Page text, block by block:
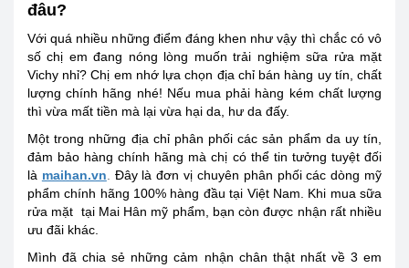
đâu?
Với quá nhiều những điểm đáng khen như vậy thì chắc có vô
số chị em đang nóng lòng muốn trải nghiệm sữa rửa mặt
Vichy nhỉ? Chị em nhớ lựa chọn địa chỉ bán hàng uy tín, chất
lượng chính hãng nhé! Nếu mua phải hàng kém chất lượng
thì vừa mất tiền mà lại vừa hại da, hư da đấy.
Một trong những địa chỉ phân phối các sản phẩm da uy tín,
đảm bảo hàng chính hãng mà chị có thể tin tưởng tuyệt đối
là maihan.vn
Đây là đơn vị chuyên phân phối các dòng mỹ
phẩm chính hãng 100% hàng đầu tại Việt Nam. Khi mua sữa
rửa mặt tại Mai Hân mỹ phẩm, bạn còn được nhận rất nhiều
ưu đãi khác.
Mình đã chia sẻ những cảm nhận chân thật nhất về 3 em